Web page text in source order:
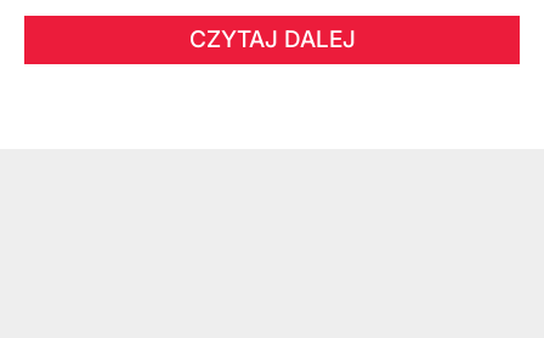
CZYTAJ DALEJ